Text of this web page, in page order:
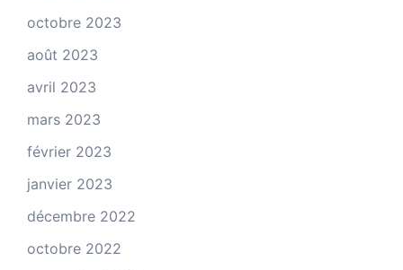
octobre 2023
août 2023
avril 2023
mars 2023
février 2023
janvier 2023
décembre 2022
octobre 2022